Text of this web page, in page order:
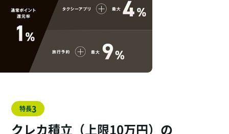
特長3
クレカ積立（上限10万円）の